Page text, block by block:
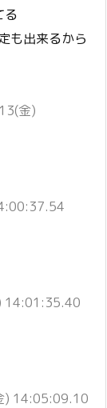
る
も出来るから
金)
14:05:09.10